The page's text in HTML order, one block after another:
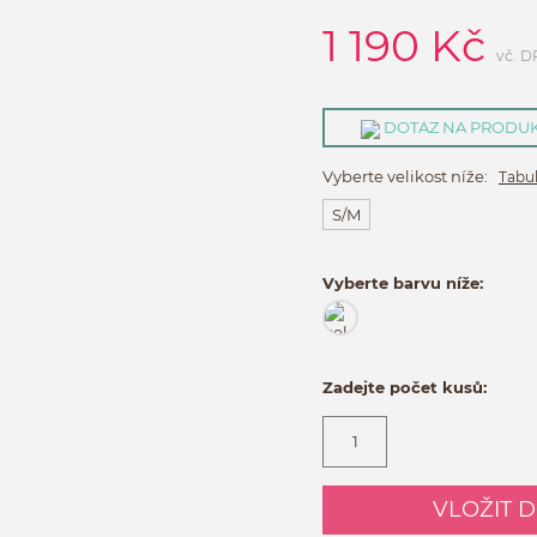
1 190 Kč vč.
DOTAZ NA
Vyberte velikost níže:
S/M
Vyberte barvu níže:
Zadejte počet kusů:
VLOŽIT